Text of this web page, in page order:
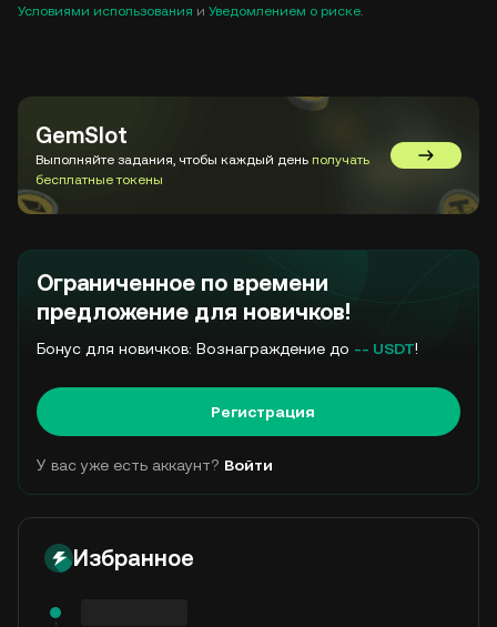
Условиями использования и Уведомлением о риске.
GemSlot
Выполняйте задания, чтобы каждый день получать
бесплатные токены
Перейти
Ограниченное по времени
предложение для новичков!
Бонус для новичков: Вознаграждение до -- USDT!
Регистрация
У вас уже есть аккаунт? Войти
Избранное